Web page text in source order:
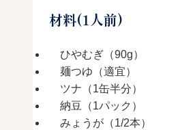
材料(1人前)
ひやむぎ（90g）
麺つゆ（適宜）
ツナ（1缶半分）
納豆（1パック）
みょうが（1/2本）